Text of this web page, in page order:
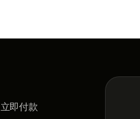
立即付款